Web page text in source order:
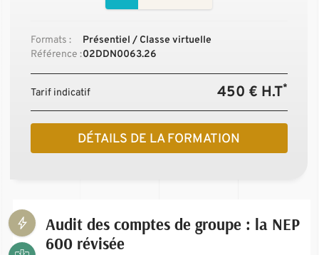
Formats :
Présentiel / Classe virtuelle
Référence :02DDN0063.26
Tarif indicatif 450 € H.T*
DÉTAILS DE LA FORMATION
Audit des comptes de groupe : la NEP
600 révisée